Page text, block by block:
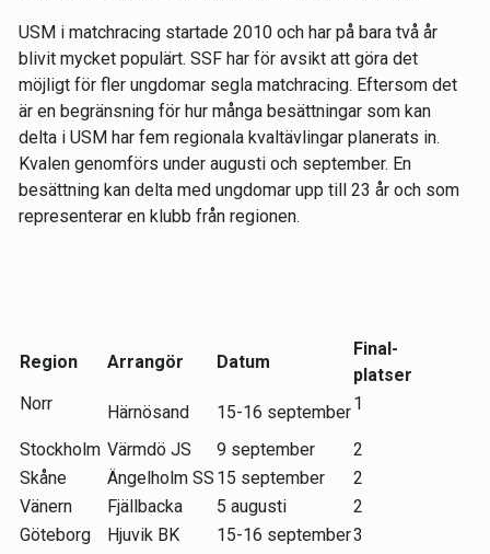
USM i matchracing startade 2010 och har på bara två år
blivit mycket populärt. SSF har för avsikt att göra det
möjligt för fler ungdomar segla matchracing. Eftersom det
är en begränsning för hur många besättningar som kan
delta i USM har fem regionala kvaltävlingar planerats in.
Kvalen genomförs under augusti och september. En
besättning kan delta med ungdomar upp till 23 år och som
representerar en klubb från regionen.
Region Arrangör Datum
Final-
platser
Norr
Härnösand 15-16 september1
Stockholm Värmdö JS 9 september
2
Skåne
Ängelholm SS 15 september
2
Vänern
Fjällbacka 5 augusti
2
Göteborg
Hjuvik BK 15-16 september3